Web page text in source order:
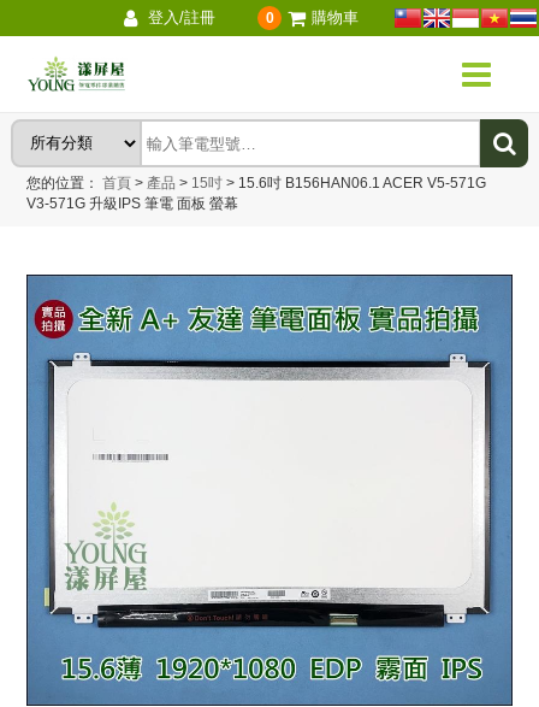
登入/註冊 0 購物車
您的位置：首頁 > 產品 > 15吋 > 15.6吋 B156HAN06.1 ACER V5-571G
V3-571G 升級IPS 筆電 面板 螢幕